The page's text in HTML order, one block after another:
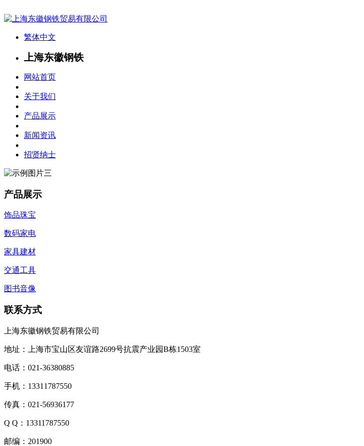
繁体中文
上海东徽钢铁
网站首页
关于我们
产品展示
新闻资讯
招贤纳士
产品展示
饰品珠宝
数码家电
家具建材
交通工具
图书音像
联系方式
上海东徽钢铁贸易有限公司
地址：上海市宝山区友谊路2699号抗震产业园B栋1503室
电话：021-36380885
手机：13311787550
传真：021-56936177
Q Q：13311787550
邮编：201900